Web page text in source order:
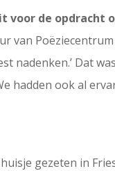
de opdracht
van
nadenken.’ Dat
hadden ook al
gezeten in